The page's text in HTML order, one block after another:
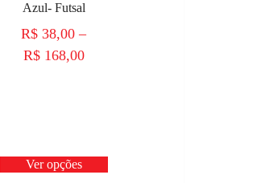
Azul- Futsal
R$ 38,00 –
R$168,00
Ver opções